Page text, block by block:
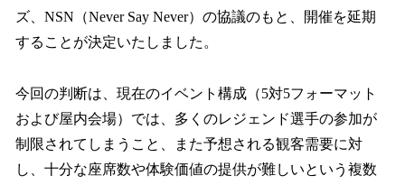
ズ、NSN（Never Say Never）の協議のもと、開催を延期
することが決定いたしました。
今回の判断は、現在のイベント構成（5対5フォーマット
および屋内会場）では、多くのレジェンド選手の参加が
制限されてしまうこと、また予想される観客需要に対
し、十分な座席数や体験価値の提供が難しいという複数